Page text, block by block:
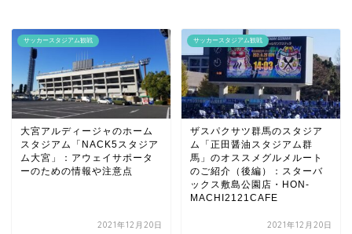
サッカースタジアム観戦
大宮アルディージャのホーム
スタジアム「NACK5スタジア
ム大宮」：アウェイサポータ
ーのための情報や注意点
2021年12月20日
サッカースタジアム観戦
ザスパクサツ群馬のスタジア
ム「正田醤油スタジアム群
馬」のオススメグルメルート
のご紹介（後編）：スターバ
ックス敷島公園店・HON-
MACHI2121CAFE
2021年12月20日